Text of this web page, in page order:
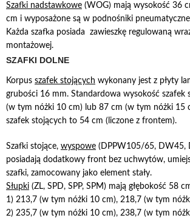
Szafki nadstawkowe (WOG) mają wysokość 36
cm i wyposażone są w podnośniki
Każda szafka posiada zawieszkę regulowaną
montażowej.
SZAFKI DOLNE
Korpus szafek stojących wykonany jest z płyty
grubości 16 mm. Standardowa wysokość szafek
(w tym nóżki 10 cm) lub 87 cm (w tym nóżki 15
szafek stojących to 54 cm (liczone z frontem).
Szafki stojące, wyspowe (DPPW105/65, DW45,
posiadają dodatkowy front bez uchwytów,
szafki, zamocowany jako element stały.
Słupki (ZL, SPD, SPP, SPM) mają głębokość 58
1) 213,7 (w tym nóżki 10 cm), 218,7 (w tym
2) 235,7 (w tym nóżki 10 cm), 238,7 (w tym